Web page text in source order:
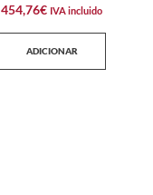
454,76€ IVA incluido
ADICIONAR